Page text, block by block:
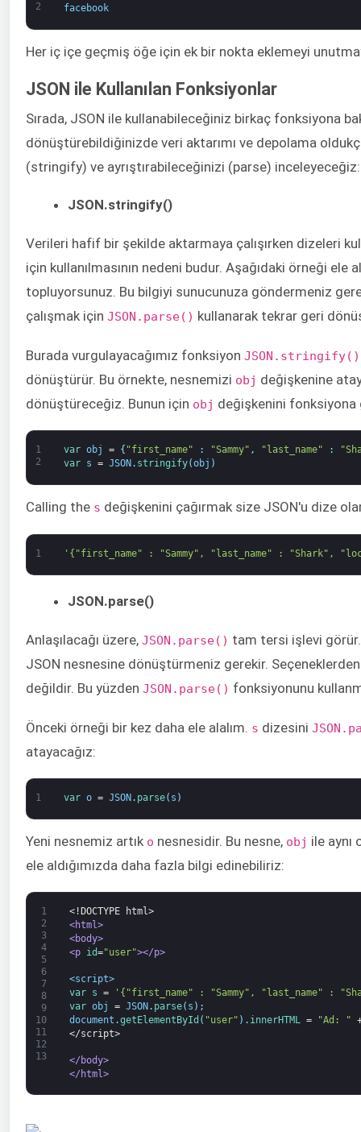
2
facebook
Her iç içe geçmiş öğe için ek bir nokta eklemeyi
JSON ile Kullanılan Fonksiyonlar
Sırada, JSON ile kullanabileceğiniz birkaç fonksiyona
dönüştürebildiğinizde veri aktarımı ve depolama
(stringify) ve ayrıştırabileceğinizi (parse) inceleyeceğiz:
JSON.stringify()
Verileri hafif bir şekilde aktarmaya çalışırken dizeleri
için kullanılmasının nedeni budur. Aşağıdaki örneği ele
topluyorsunuz. Bu bilgiyi sunucunuza göndermeniz
çalışmak için JSON.parse() kullanarak tekrar geri
Burada vurgulayacağımız fonksiyon JSON.stringify()
dönüştürür. Bu örnekte, nesnemizi obj değişkenine
dönüştüreceğiz. Bunun için obj değişkenini fonksiyona
1
2
var obj = { "first_name" : "Sammy" , "last_name" :
var
s = JSON . stringify(obj )
Calling the s değişkenini çağırmak size JSON'u dize
1 '{"first_name" : "Sammy", "last_name" : "Shark",
JSON.parse()
Anlaşılacağı üzere, JSON.parse() tam tersi işlevi
JSON nesnesine dönüştürmeniz gerekir.
değildir. Bu yüzden JSON.parse() fonksiyonunu
Önceki örneği bir kez daha ele alalım. s dizesini
atayacağız:
1 var o = JSON . parse( s )
Yeni nesnemiz artık o nesnesidir. Bu nesne, obj ile aynı
ele aldığımızda daha fazla bilgi edinebiliriz:
1
2
3
4
5
6
7
8
9
10
11
12
13
<!DOCTYPE html>
<html>
<body>
<p id="user"></p>
<script>
var
s =
'{"first_name" : "Sammy", "last_name" :
var obj = JSON . parse( s ) ;
document .getElementById ( "user" ) . innerHTML = "Ad: "
</script>
</body>
</html>